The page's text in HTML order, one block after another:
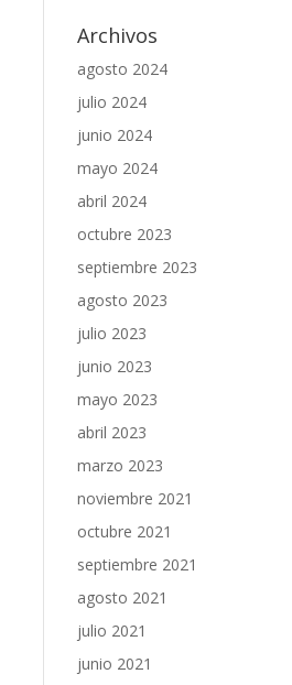
Archivos
agosto 2024
julio 2024
junio 2024
mayo 2024
abril 2024
octubre 2023
septiembre 2023
agosto 2023
julio 2023
junio 2023
mayo 2023
abril 2023
marzo 2023
noviembre 2021
octubre 2021
septiembre 2021
agosto 2021
julio 2021
junio 2021